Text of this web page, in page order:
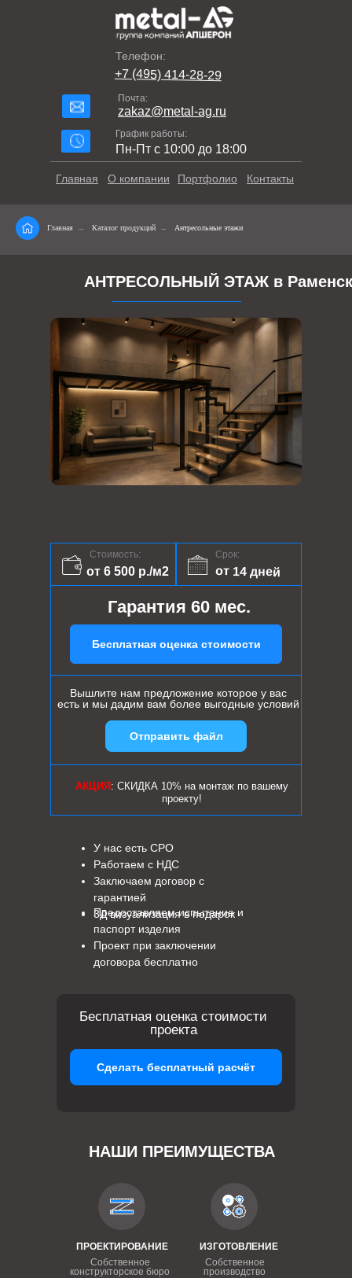
Телефон:
+7 (495) 414-28-29
Почта:
zakaz@metal-ag.ru
График работы:
Пн-Пт с 10:00 до 18:00
Контакты
Портфолио
О компании
Главная
Главная → Каталог продукций → Антресольные этажи
АНТРЕСОЛЬНЫЙ ЭТАЖ в
Срок:
от 14 дней
Стоимость:
от 6 500 р./м2
Гарантия 60 мес.
Бесплатная оценка стоимости
Вышлите нам предложение которое у вас
есть и мы дадим вам более выгодные условий
АКЦИЯ : СКИДКА 10% на монтаж по вашему
проекту!
Предоставляем испытание и
паспорт изделия
Проект при заключении
договора бесплатно
У нас есть СРО
Работаем с НДС
Заключаем договор с
гарантией
3Д визуализация в подарок
Отправить файл
НАШИ ПРЕИМУЩЕСТВА
ПРОЕКТИРОВАНИЕ
Собственное
конструкторское бюро
ИЗГОТОВЛЕНИЕ
Собственное
производство
Бесплатная оценка стоимости
проекта
Сделать бесплатный расчёт